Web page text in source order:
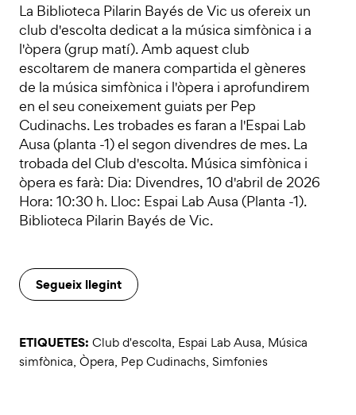
La Biblioteca Pilarin Bayés de Vic us ofereix un
club d'escolta dedicat a la música simfònica i a
l'òpera (grup matí). Amb aquest club
escoltarem de manera compartida el gèneres
de la música simfònica i l'òpera i aprofundirem
en el seu coneixement guiats per Pep
Cudinachs. Les trobades es faran a l'Espai Lab
Ausa (planta -1) el segon divendres de mes. La
trobada del Club d'escolta. Música simfònica i
òpera es farà: Dia: Divendres, 10 d'abril de 2026
Hora: 10:30 h. Lloc: Espai Lab Ausa (Planta -1).
Biblioteca Pilarin Bayés de Vic.
Segueix llegint
ETIQUETES: Club d'escolta, Espai Lab Ausa, Música
simfònica, Òpera, Pep Cudinachs, Simfonies